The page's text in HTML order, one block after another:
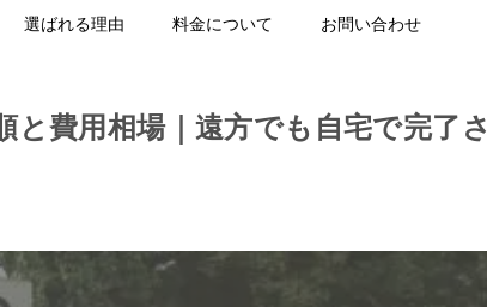
選ばれる理由 料金について お問い合わせ
と費用相場｜遠方でも自宅で完了さ